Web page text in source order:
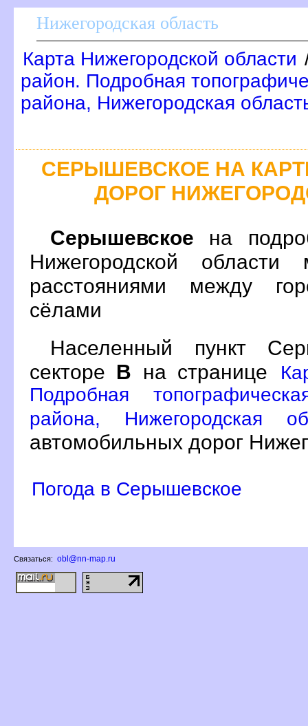
Нижегородская область
Карта Нижегородской области
район. Подробная
района, Нижегородская
СЕРЫШЕВСКОЕ НА
ДОРОГ
Серышевское на
Нижегородской
расстояниями между
сёлами
Населенный пункт
секторе
на странице
Подробная
района, Нижегородская
автомобильных дорог
Погода в Серышевское
Связаться: obl@nn-map.ru